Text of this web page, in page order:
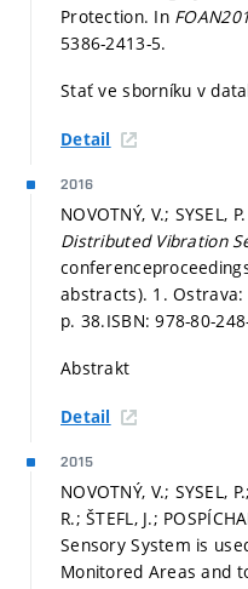
Protection. In
5386-2413-5.
Stať ve sborníku v
Detail
2016
NOVOTNÝ, V.; SYSEL, P.
Distributed Vibration
abstracts). 1. Ostrava:
p. 38.ISBN: 978-80-
Abstrakt
Detail
2015
NOVOTNÝ, V.; SYSEL,
R.; ŠTEFL, J.;
Sensory System is
Monitored Areas and